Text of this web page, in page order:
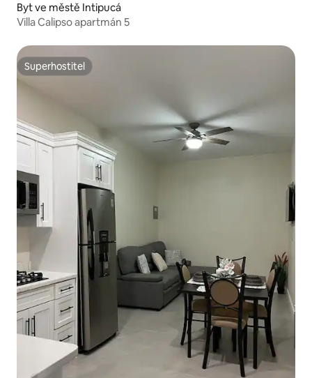
Byt ve městě Intipucá
Villa Calipso apartmán 5
Superhostitel
Superhostitel